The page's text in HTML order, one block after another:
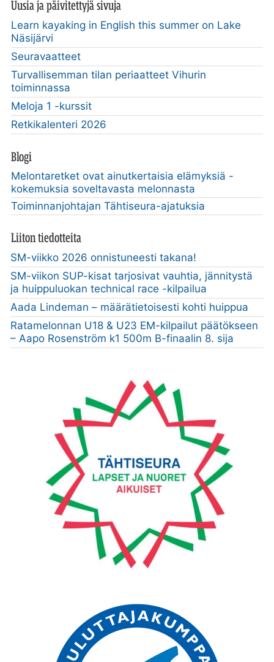
Uusia ja päivitettyjä sivuja
Learn kayaking in English this summer on Lake
Näsijärvi
Seuravaatteet
Turvallisemman tilan periaatteet Vihurin
toiminnassa
Meloja 1 -kurssit
Retkikalenteri 2026
Blogi
Melontaretket ovat ainutkertaisia elämyksiä -
kokemuksia soveltavasta melonnasta
Toiminnanjohtajan Tähtiseura-ajatuksia
Liiton tiedotteita
SM-viikko 2026 onnistuneesti takana!
SM-viikon SUP-kisat tarjosivat vauhtia, jännitystä
ja huippuluokan technical race -kilpailua
Aada Lindeman – määrätietoisesti kohti huippua
Ratamelonnan U18 & U23 EM-kilpailut päätökseen
– Aapo Rosenström k1 500m B-finaalin 8. sija